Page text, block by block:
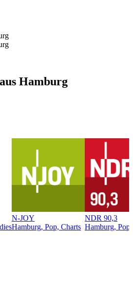
Hamburg
N-JOY
Hamburg, Pop, Charts
NDR 90,3
Hamburg,